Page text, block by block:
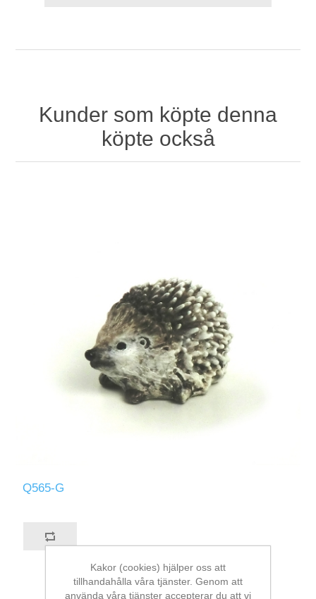
Kunder som köpte denna
köpte också
Q565-G
Kakor (cookies) hjälper oss att
tillhandahålla våra tjänster. Genom att
använda våra tjänster accepterar du att vi